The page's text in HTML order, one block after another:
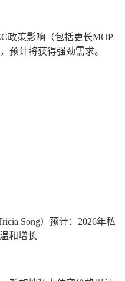
政策影响（包括更长MOP
预计将获得强劲需求。
Song）预计：2026年私
和增长